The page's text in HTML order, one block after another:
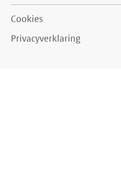
Cookies
Privacyverklaring